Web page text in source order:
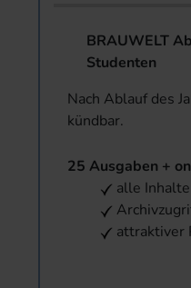
BRAUWELT
Studenten
Nach Ablauf des
kündbar.
25 Ausgaben +
alle
attraktiver